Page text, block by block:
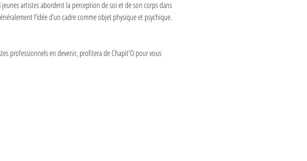
artistes abordent la perception de soi et de son corps dans
l’idée d’un cadre comme objet physique et psychique.
professionnels en devenir, profitera de Chapit'O pour vous